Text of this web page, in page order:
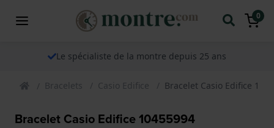
0
Le spécialiste de la montre depuis 25 ans
Bracelets Casio Edifice Bracelet Casio Edifice
Bracelet Casio Edifice 10455994